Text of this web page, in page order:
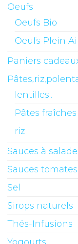
Oeufs
Oeufs Bio
Oeufs Plein
Paniers
lentilles..
Pâtes fraîches
riz
Sauces à salade
Sauces
Sel
Sirops naturels
Thés-Infusions